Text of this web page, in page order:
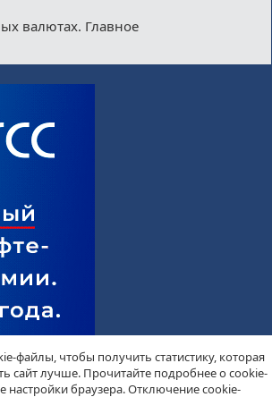
валютах. Главное
файлы, чтобы получить статистику, которая
сайт лучше. Прочитайте подробнее о cookie-
настройки браузера. Отключение cookie-